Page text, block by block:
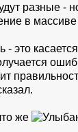
разные -
в массиве
это
же